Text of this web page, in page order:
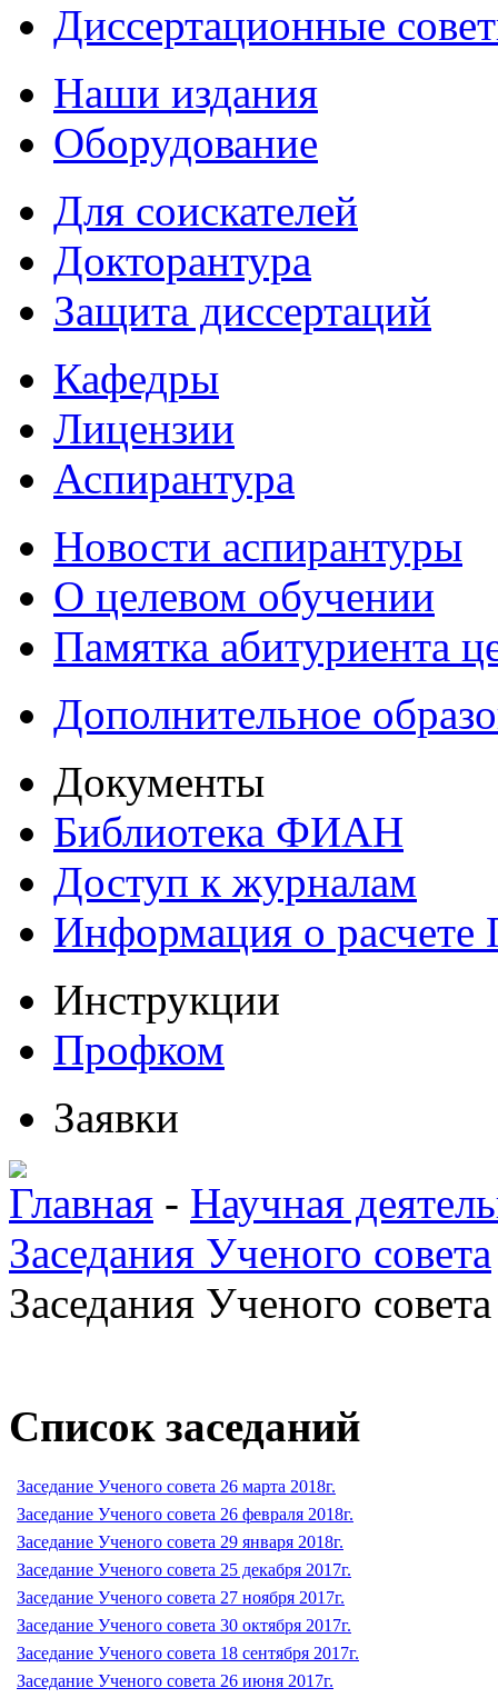
Диссертационные
Наши издания
Оборудование
Для соискателей
Докторантура
Защита диссертаций
Кафедры
Лицензии
Аспирантура
Новости аспирантуры
О целевом обучении
Памятка абитуриента
Дополнительное
Документы
Библиотека ФИАН
Доступ к журналам
Информация о
Инструкции
Профком
Заявки
Главная - Научная
Заседания Ученого совета
Заседания Ученого
Список заседаний
Заседание Ученого совета 26 марта 2018г.
Заседание Ученого совета 26 февраля 2018г.
Заседание Ученого совета 29 января 2018г.
Заседание Ученого совета 25 декабря 2017г.
Заседание Ученого совета 27 ноября 2017г.
Заседание Ученого совета 30 октября 2017г.
Заседание Ученого совета 18 сентября 2017г.
Заседание Ученого совета 26 июня 2017г.